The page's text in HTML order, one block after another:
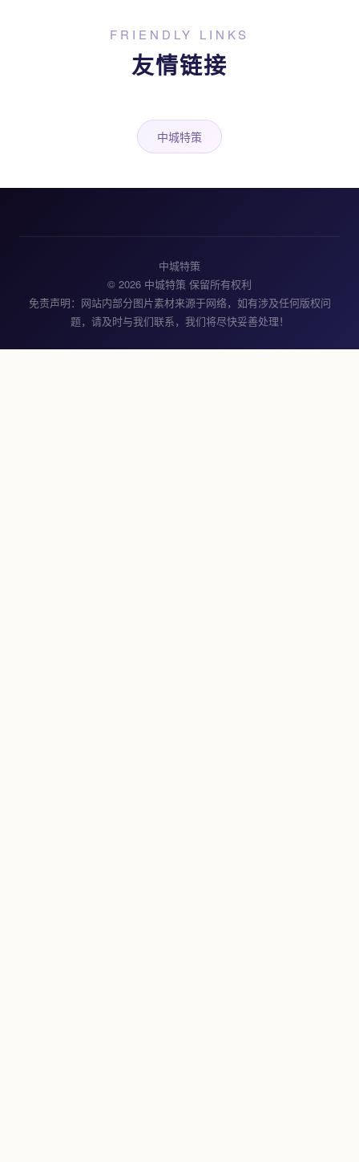
FRIENDLY LINKS
友情链接
中城特策
中城特策
© 2026 中城特策 保留所有权利
免责声明：网站内部分图片素材来源于网络，如有涉及任何版权问
题，请及时与我们联系，我们将尽快妥善处理！